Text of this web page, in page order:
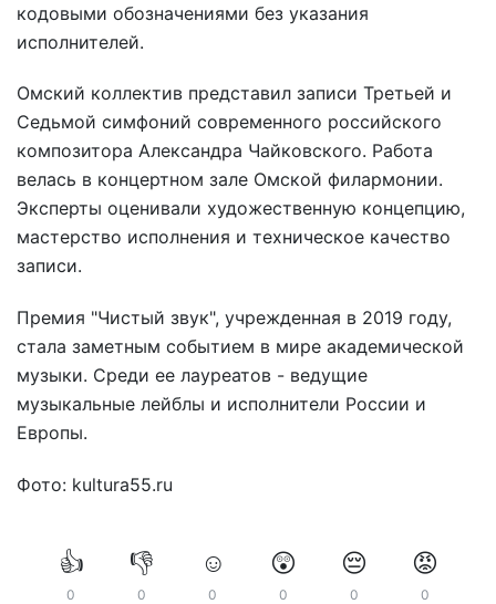
кодовыми обозначениями без указания
исполнителей.
Омский коллектив представил записи Третьей и
Седьмой симфоний современного российского
композитора Александра Чайковского. Работа
велась в концертном зале Омской филармонии.
Эксперты оценивали художественную концепцию,
мастерство исполнения и техническое качество
записи.
Премия "Чистый звук", учрежденная в 2019 году,
стала заметным событием в мире академической
музыки. Среди ее лауреатов - ведущие
музыкальные лейблы и исполнители России и
Европы.
Фото: kultura55.ru
👍
0
👎
0
☺️
0
😲
0
😔
0
😡
0